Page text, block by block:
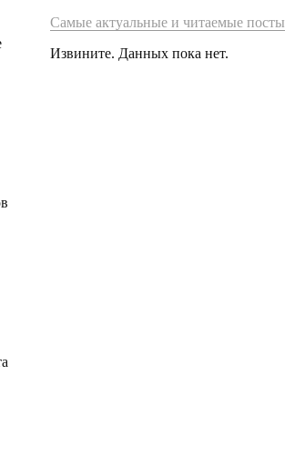
Самые актуальные и читаемые посты
Извините. Данных пока нет.